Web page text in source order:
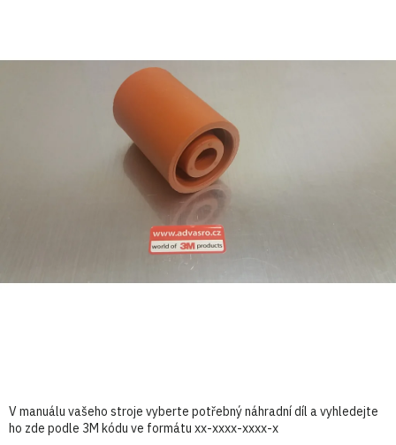
hvězdiček.
V manuálu vašeho stroje vyberte potřebný náhradní díl a vyhledejte
ho zde podle 3M kódu ve formátu xx-xxxx-xxxx-x